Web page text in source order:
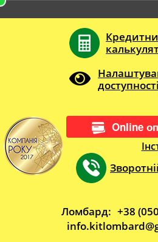
доступності
Online
Ломбард: +38